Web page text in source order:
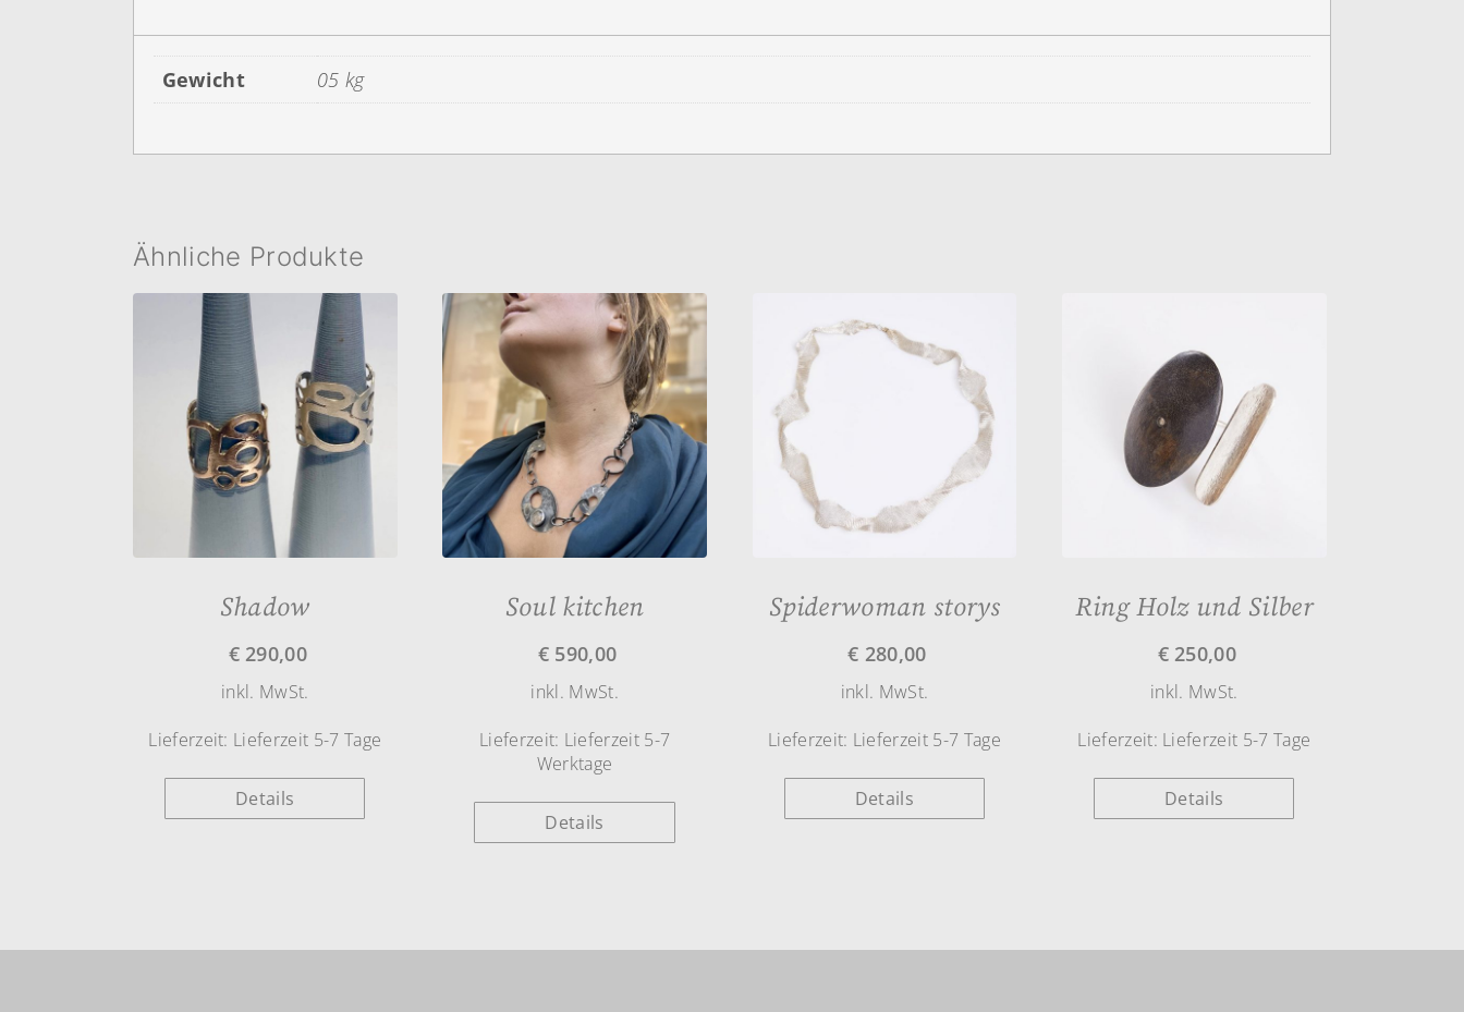
Gewicht 05 kg
Ähnliche Produkte
Shadow
€ 290,00
inkl. MwSt.
Lieferzeit: Lieferzeit 5-7 Tage
Details
Soul kitchen
€ 590,00
inkl. MwSt.
Lieferzeit: Lieferzeit 5-7
Werktage
Details
Spiderwoman storys
€ 280,00
inkl. MwSt.
Lieferzeit: Lieferzeit 5-7 Tage
Details
Ring Holz und Silber
€ 250,00
inkl. MwSt.
Lieferzeit: Lieferzeit 5-7 Tage
Details